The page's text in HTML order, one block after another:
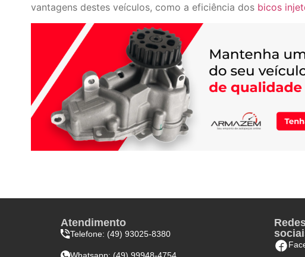
vantagens destes veículos, como a eficiência dos bicos
Atendimento
Telefone: (49) 93025-8380
Whatsapp: (49) 99948-4754